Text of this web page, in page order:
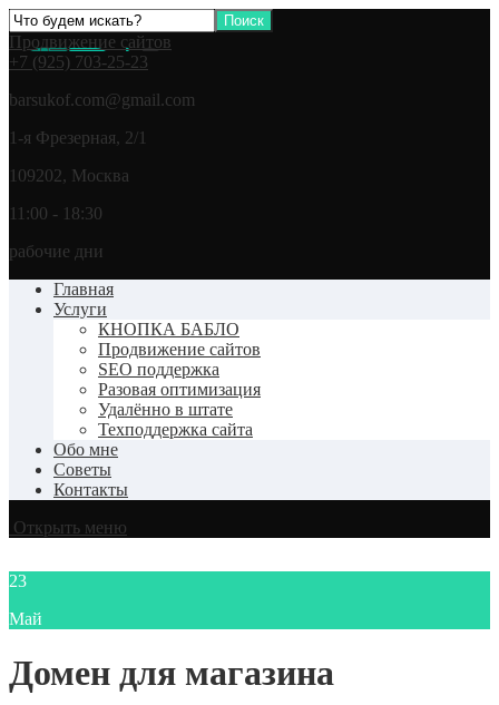
Продвижение сайтов
+7 (925) 703-25-23
barsukof.com@gmail.com
1-я Фрезерная, 2/1
109202, Москва
11:00 - 18:30
рабочие дни
Главная
Услуги
КНОПКА БАБЛО
Продвижение сайтов
SEO поддержка
Разовая оптимизация
Удалённо в штате
Техподдержка сайта
Обо мне
Советы
Контакты
Открыть меню
23
Май
Домен для магазина